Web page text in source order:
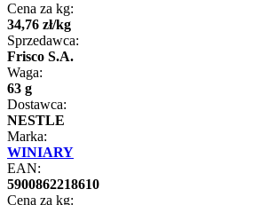
Cena za kg:
34,76 zł/kg
Sprzedawca:
Frisco S.A.
Waga:
63 g
Dostawca:
NESTLE
Marka:
WINIARY
EAN:
5900862218610
Cena za kg: